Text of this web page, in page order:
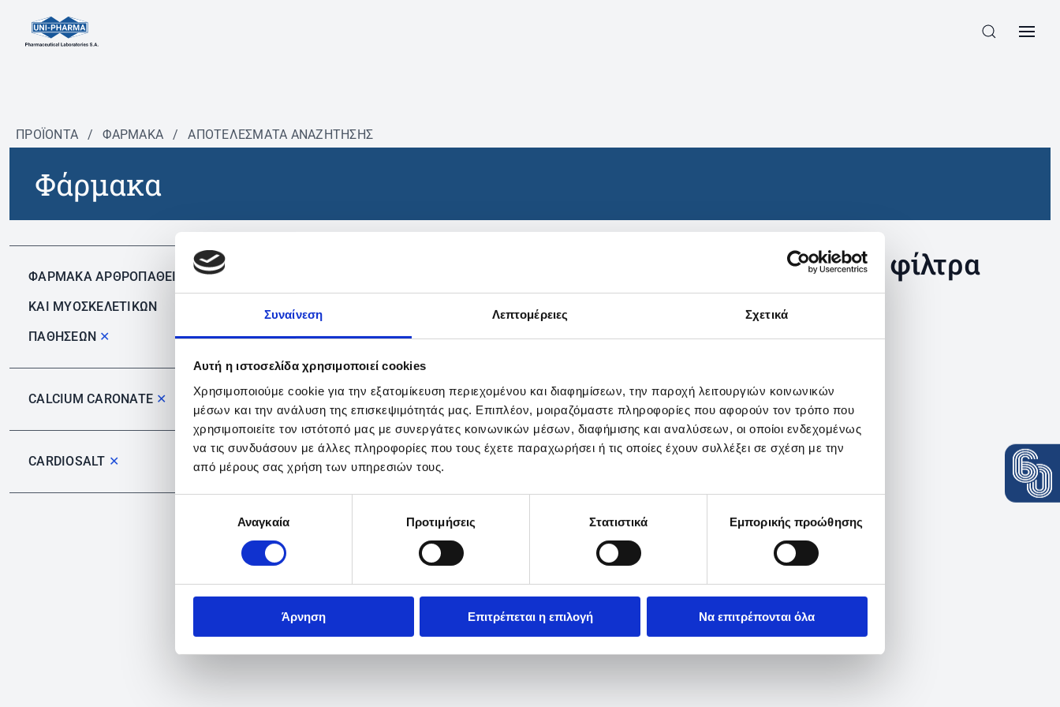
Συναίνεση Λεπτομέρειες Σχετικά
Αυτή η ιστοσελίδα χρησιμοποιεί cookies
Χρησιμοποιούμε cookie για την εξατομίκευση περιεχομένου και διαφημίσεων, την παροχή λειτουργιών κοινωνικών
μέσων και την ανάλυση της επισκεψιμότητάς μας. Επιπλέον, μοιραζόμαστε πληροφορίες που αφορούν τον τρόπο που
χρησιμοποιείτε τον ιστότοπό μας με συνεργάτες κοινωνικών μέσων, διαφήμισης και αναλύσεων, οι οποίοι ενδεχομένως
να τις συνδυάσουν με άλλες πληροφορίες που τους έχετε παραχωρήσει ή τις οποίες έχουν συλλέξει σε σχέση με την
από μέρους σας χρήση των υπηρεσιών τους.
συγκατάθεσηςΑναγκαία Προτιμήσεις Στατιστικά Εμπορικής προώθησης
Άρνηση Επιτρέπεται η επιλογή Να επιτρέπονται όλα
ΠΡΟΪΟΝΤΑ / ΦΆΡΜΑΚΑ / ΑΠΟΤΕΛΕΣΜΑΤΑ ΑΝΑΖΗΤΗΣΗΣ
Φάρμακα
ΦΑΡΜΑΚΑ ΑΡΘΡΟΠΑΘΕΙΩΝ
ΚΑΙ ΜΥΟΣΚΕΛΕΤΙΚΩΝ
ΠΑΘΗΣΕΩΝ ✕
CALCIUM CARONATE ✕
CARDIOSALT ✕
Δεν βρέθηκαν προϊόντα με τα συγκεκριμένα φίλτρα